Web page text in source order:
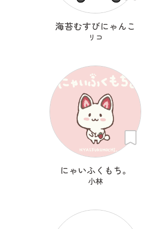
海苔むすびにゃんこ
リコ
にゃいふくもち。
小林